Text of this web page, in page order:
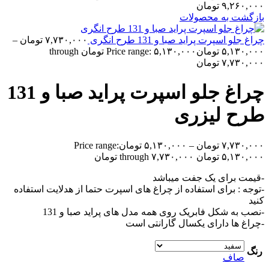
۹,۲۶۰,۰۰۰ تومان
بازگشت به محصولات
چراغ جلو اسپرت پراید صبا و 131 طرح انگری ۷,۷۳۰,۰۰۰ تومان –
۵,۱۳۰,۰۰۰ تومان
Price range: ۵,۱۳۰,۰۰۰ تومان through
۷,۷۳۰,۰۰۰ تومان
چراغ جلو اسپرت پراید صبا و 131
طرح لیزری
۷,۷۳۰,۰۰۰ تومان – ۵,۱۳۰,۰۰۰ تومانPrice range:
۵,۱۳۰,۰۰۰ تومان through ۷,۷۳۰,۰۰۰ تومان
-قیمت برای یک جفت میباشد
-توجه : برای استفاده از چراغ های اسپرت حتما از هدلایت استفاده
کنید
-نصب به شکل فابریک روی همه مدل های پراید صبا و 131
-چراغ ها دارای یکسال گارانتی است
رنگ
صاف